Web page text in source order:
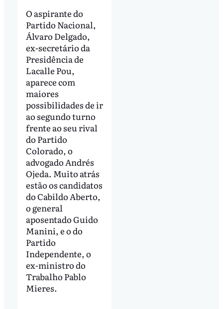
O aspirante do
Partido Nacional,
Álvaro Delgado,
ex-secretário da
Presidência de
Lacalle Pou,
aparece com
maiores
possibilidades de ir
ao segundo turno
frente ao seu rival
do Partido
Colorado, o
advogado Andrés
Ojeda. Muito atrás
estão os candidatos
do Cabildo Aberto,
o general
aposentado Guido
Manini, e o do
Partido
Independente, o
ex-ministro do
Trabalho Pablo
Mieres.